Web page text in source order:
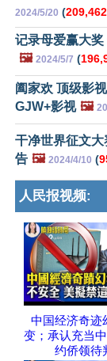
2024/5/20 (209,462
记录母爱赢大
🖼️ 2024/5/7 (
阖家欢 顶级影
GJW+影视 🖼️
干净世界征文
告 🖼️ 2024/4/10 (
人民报视频:
中国经济奇迹
变；承认充当
约侨领待